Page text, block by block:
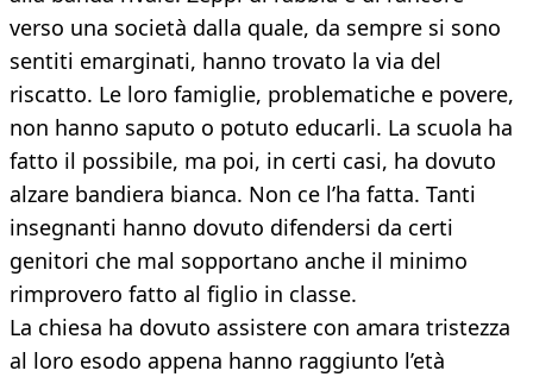
verso una società dalla quale, da sempre si sono
sentiti emarginati, hanno trovato la via del
riscatto. Le loro famiglie, problematiche e povere,
non hanno saputo o potuto educarli. La scuola ha
fatto il possibile, ma poi, in certi casi, ha dovuto
alzare bandiera bianca. Non ce l’ha fatta. Tanti
insegnanti hanno dovuto difendersi da certi
genitori che mal sopportano anche il minimo
rimprovero fatto al figlio in classe.
La chiesa ha dovuto assistere con amara tristezza
al loro esodo appena hanno raggiunto l’età